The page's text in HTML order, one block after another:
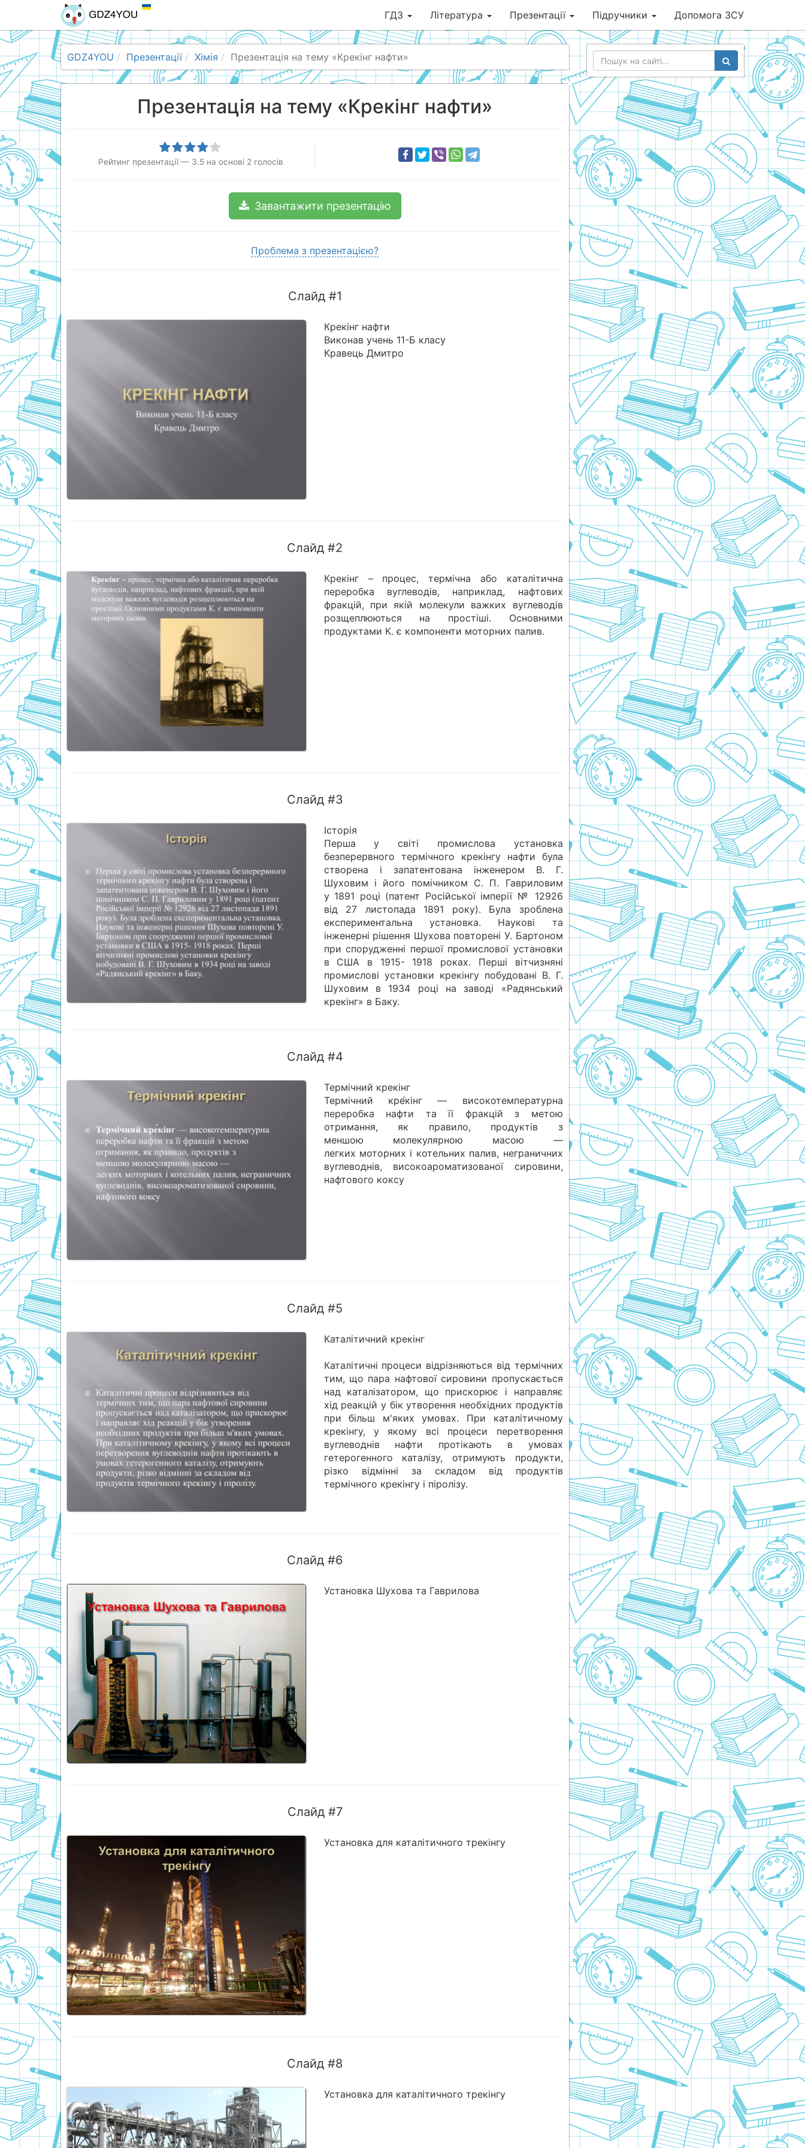
ГДЗ Література Презентації Підручники Допомога ЗСУ
GDZ4YOU Презентації Хімія Презентація на тему «Крекінг нафти»
Презентація на тему «Крекінг нафти»
Рейтинг презентації — 3.5на основі 2 голосів
Завантажити презентацію
Проблема з презентацією?
Слайд #1
Крекінг нафти
Виконав учень 11-Б класу
Кравець Дмитро
Слайд #2
Крекінг – процес, термічна або каталітична
переробка вуглеводів, наприклад, нафтових
фракцій, при якій молекули важких вуглеводів
розщеплюються на простіші. Основними
продуктами К. є компоненти моторних палив.
Слайд #3
Історія
Перша у світі промислова установка
безперервного термічного крекінгу нафти була
створена і запатентована інженером В. Г.
Шуховим і його помічником С. П. Гавриловим
у 1891 році (патент Російської імперії № 12926
від 27 листопада 1891 року). Була зроблена
експериментальна установка. Наукові та
інженерні рішення Шухова повторені У. Бартоном
при спорудженні першої промислової установки
в США в 1915- 1918 роках. Перші вітчизняні
промислові установки крекінгу побудовані В. Г.
Шуховим в 1934 році на заводі «Радянський
крекінг» в Баку.
Слайд #4
Термічний крекінг
Термічний кре́кінг — високотемпературна
переробка нафти та її фракцій з метою
отримання, як правило, продуктів з
меншою молекулярною масою —
легких моторних і котельних палив, неграничних
вуглеводнів, високоароматизованої сировини,
нафтового коксу
Слайд #5
Каталітичний крекінг
Каталітичні процеси відрізняються від термічних
тим, що пара нафтової сировини пропускається
над каталізатором, що прискорює і направляє
хід реакцій у бік утворення необхідних продуктів
при більш м'яких умовах. При каталітичному
крекінгу, у якому всі процеси перетворення
вуглеводнів нафти протікають в умовах
гетерогенного каталізу, отримують продукти,
різко відмінні за складом від продуктів
термічного крекінгу і піролізу.
Слайд #6
Установка Шухова та Гаврилова
Слайд #7
Установка для каталітичного трекінгу
Слайд #8
Установка для каталітичного трекінгу